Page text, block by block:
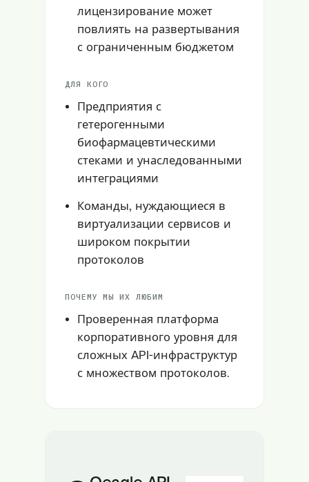
лицензирование может
повлиять на развертывания
с ограниченным бюджетом
ДЛЯ КОГО
Предприятия с
гетерогенными
биофармацевтическими
стеками и унаследованными
интеграциями
Команды, нуждающиеся в
виртуализации сервисов и
широком покрытии
протоколов
ПОЧЕМУ МЫ ИХ ЛЮБИМ
Проверенная платформа
корпоративного уровня для
сложных API-инфраструктур
с множеством протоколов.